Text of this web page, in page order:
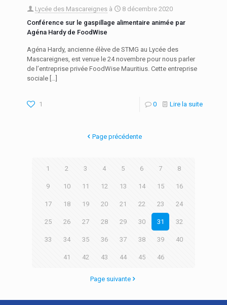
Lycée des Mascareignes à
8 décembre 2020
Conférence sur le gaspillage alimentaire animée par
Agéna Hardy de FoodWise
Agéna Hardy, ancienne élève de STMG au Lycée des
Mascareignes, est venue le 24 novembre pour nous parler
de l’entreprise privée FoodWise Mauritius. Cette entreprise
sociale […]
1 0 Lire la suite
Page précédente
1 2 3 4 5 6 7 8
9 10 11 12 13 14 15 16
17 18 19 20 21 22 23 24
25 26 27 28 29 30 31 32
33 34 35 36 37 38 39 40
41 42 43 44 45 46
Page suivante